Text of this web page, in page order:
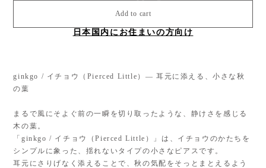
Add to cart
日本国内にお住まいの方向け
ginkgo / イチョウ（Pierced Little）— 耳元に添える、小さな秋
の葉
まるで風にそよぐ前の一瞬を切り取ったような、静けさを感じる
木の葉。
「ginkgo / イチョウ（Pierced Little）」は、イチョウのかたちを
シンプルに象った、揺れないタイプの小さなピアスです。
耳元にさりげなく添えることで、秋の気配をそっとまとえるよう